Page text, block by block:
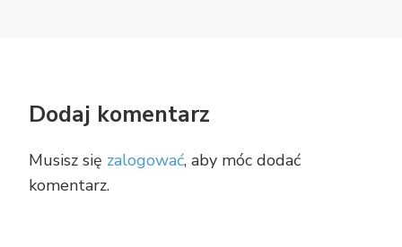
Dodaj komentarz
Musisz się zalogować, aby móc dodać
komentarz.